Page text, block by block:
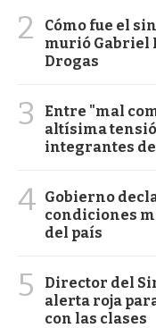
2
Cómo fue el
murió Gabriel
Drogas
3
Entre "mal
altísima
integrantes
4 Gobierno
condiciones
del país
5
Director del
alerta roja
con las clases